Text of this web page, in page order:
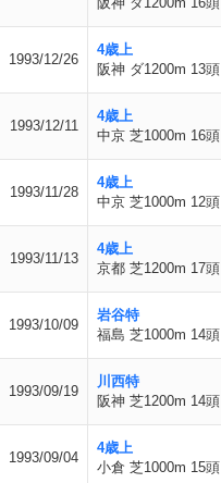
1993/12/26
4歳上
阪神 ダ1200m 13頭
1993/12/11
4歳上
中京 芝1000m 16頭
1993/11/28
4歳上
中京 芝1000m 12頭
1993/11/13
4歳上
京都 芝1200m 17頭
1993/10/09
岩谷特
福島 芝1000m 14頭
1993/09/19
川西特
阪神 芝1200m 14頭
1993/09/04
4歳上
小倉 芝1000m 15頭